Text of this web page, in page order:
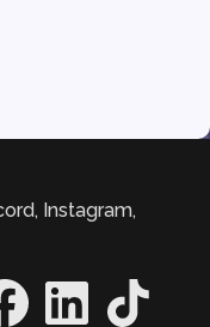
Instagram,
LinkedIn TikTok